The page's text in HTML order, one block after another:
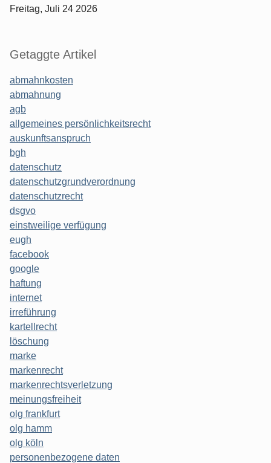
Freitag, Juli 24 2026
Getaggte Artikel
abmahnkosten
abmahnung
agb
allgemeines persönlichkeitsrecht
auskunftsanspruch
bgh
datenschutz
datenschutzgrundverordnung
datenschutzrecht
dsgvo
einstweilige verfügung
eugh
facebook
google
haftung
internet
irreführung
kartellrecht
löschung
marke
markenrecht
markenrechtsverletzung
meinungsfreiheit
olg frankfurt
olg hamm
olg köln
personenbezogene daten